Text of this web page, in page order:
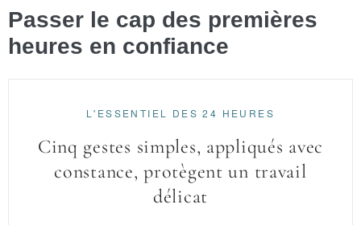
Passer le cap des premières
heures en confiance
L'ESSENTIEL DES 24 HEURES
Cinq gestes simples, appliqués avec
constance, protègent un travail
délicat